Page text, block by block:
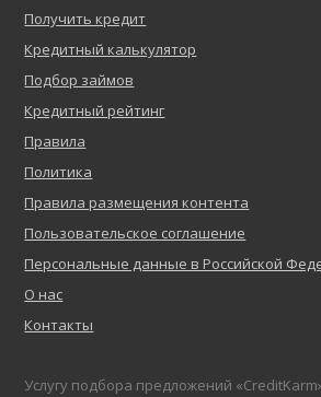
Получить кредит
Кредитный калькулятор
Подбор займов
Кредитный рейтинг
Правила
Политика
Правила размещения контента
Пользовательское соглашение
Персональные данные в Российской
О нас
Контакты
Услугу подбора предложений